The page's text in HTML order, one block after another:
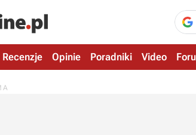
Recenzje Opinie Poradniki Video